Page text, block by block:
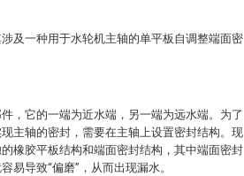
及一种用于水轮机主轴的单平板自调整端面密
，它的一端为近水端，另一端为远水端。为了
主轴的密封，需要在主轴上设置密封结构。现
橡胶平板结构和端面密封结构，其中端面密封
易导致“偏磨”，从而出现漏水。